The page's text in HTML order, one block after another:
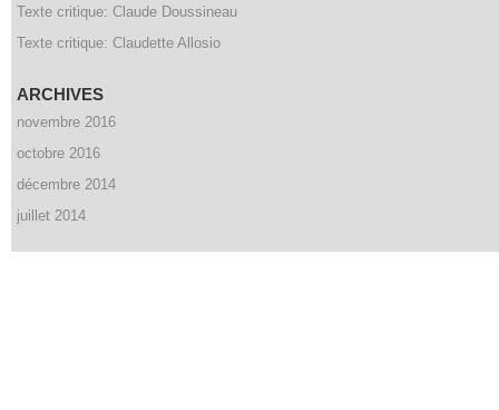
Texte critique: Claude Doussineau
Texte critique: Claudette Allosio
ARCHIVES
novembre 2016
octobre 2016
décembre 2014
juillet 2014